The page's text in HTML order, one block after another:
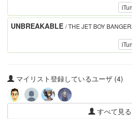
UNBREAKABLE / THE JET BOY
マイリスト登録しているユーザ (4)
すべて見る